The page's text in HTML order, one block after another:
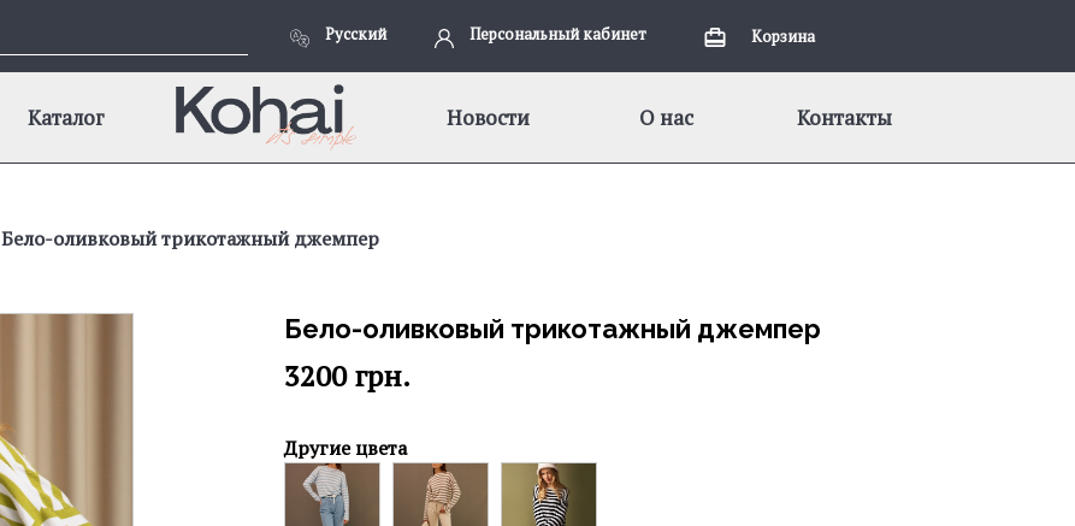
Русский Персональный кабинет Корзина
Каталог Новости О нас Контакты
Бело-оливковый трикотажный джемпер
Бело-оливковый трикотажный джемпер
3200грн.
Другие цвета